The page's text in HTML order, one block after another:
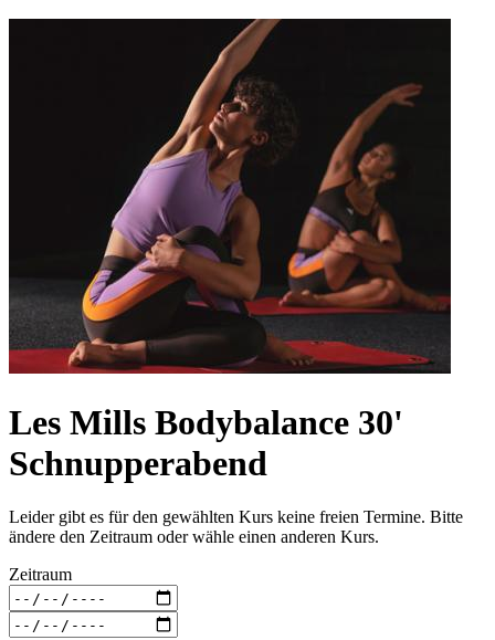
Les Mills Bodybalance 30'
Schnupperabend
Leider gibt es für den gewählten Kurs keine freien Termine. Bitte
ändere den Zeitraum oder wähle einen anderen Kurs.
Zeitraum